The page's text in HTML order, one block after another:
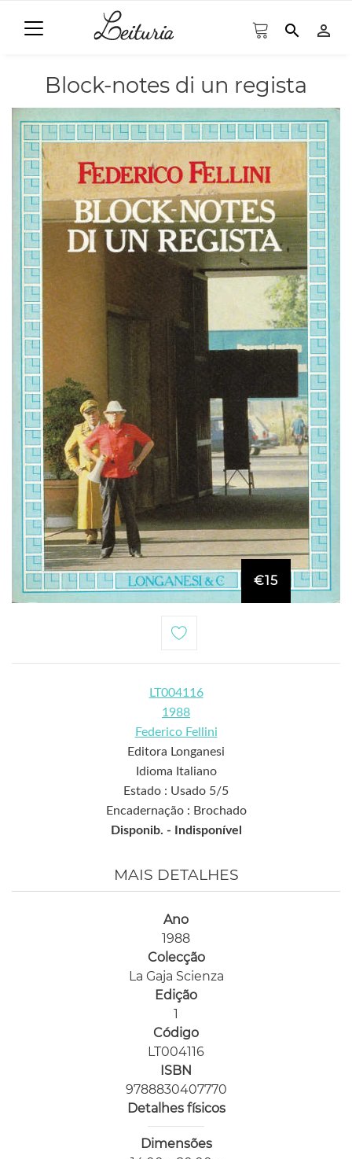
search person_outline
Block-notes di un regista
€15
LT004116
1988
Federico Fellini
Editora Longanesi
Idioma Italiano
Estado : Usado 5/5
Encadernação : Brochado
Disponib. - Indisponível
MAIS DETALHES
Ano
1988
Colecção
La Gaja Scienza
Edição
1
Código
LT004116
ISBN
9788830407770
Detalhes físicos
Dimensões